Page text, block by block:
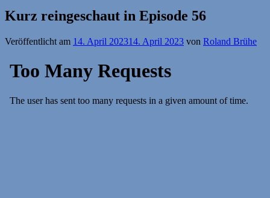
Kurz reingeschaut in Episode 56
Veröffentlicht am 14. April 202314. April 2023 von Roland Brühe